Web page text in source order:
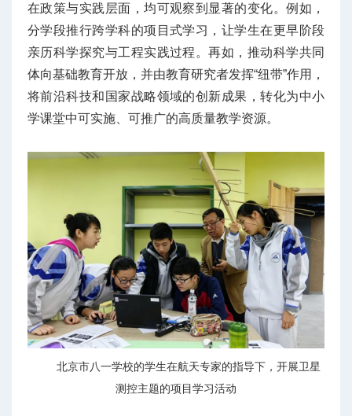
在政策与实践层面，均可观察到显著的变化。例如，
分学段推行跨学科的项目式学习，让学生在更早阶段
亲历科学探究与工程实践过程。再如，推动科学共同
体向基础教育开放，并由教育研究者发挥“纽带”作用，
将前沿科技和国家战略领域的创新成果，转化为中小
学课堂中可实施、可推广的高质量教学资源。
北京市八一学校的学生在航天专家的指导下，开展卫星
测控主题的项目学习活动